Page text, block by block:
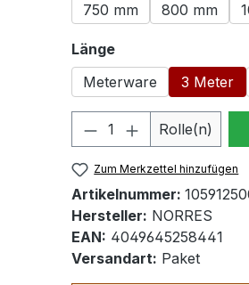
750 mm
800 mm
Längeauswählen
Meterware
3 Meter
ProduktRolle(n)
Zum Merkzettel hinzufügen
Artikelnummer:
Hersteller: NORRES
EAN: 4049645258441
Versandart: Paket